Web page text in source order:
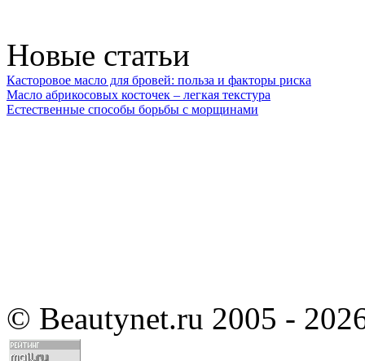
Новые статьи
Касторовое масло для бровей: польза и факторы риска
Масло абрикосовых косточек – легкая текстура
Естественные способы борьбы с морщинами
© Beautynet.ru 2005 -